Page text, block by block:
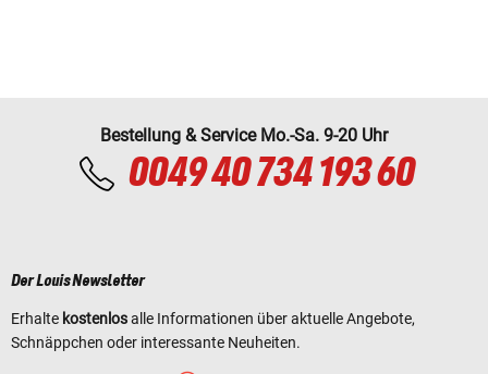
Bestellung & Service Mo.-Sa. 9-20 Uhr
0049 40 734 193 60
Der Louis Newsletter
Erhalte kostenlosalle Informationen über aktuelle Angebote,
Schnäppchen oder interessante Neuheiten.